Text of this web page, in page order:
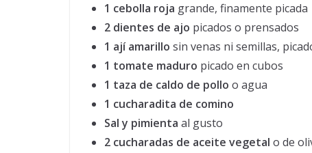
1 cebolla roja grande, finamente picada
2 dientes de ajo picados o prensados
1 ají amarillo sin venas ni semillas,
1 tomate maduro picado en cubos
1 taza de caldo de pollo o agua
1 cucharadita de comino
Sal y pimienta al gusto
2 cucharadas de aceite vegetal o de